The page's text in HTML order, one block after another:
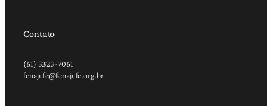
Contato
(61) 3323-7061
fenajufe@fenajufe.org.br